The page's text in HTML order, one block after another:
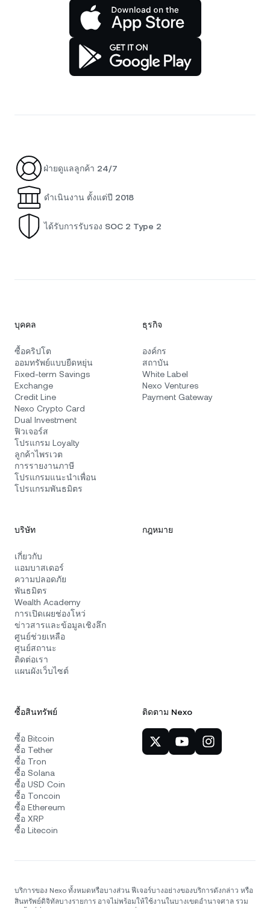
ฝ่ายดูแลลูกค้า 24/7
ดำเนินงาน ตั้งแต่ปี 2018
ได้รับการรับรอง SOC 2 Type 2
บุคคล
ซื้อคริปโต
ออมทรัพย์แบบยืดหยุ่น
Fixed-term Savings
Exchange
Credit Line
Nexo Crypto Card
Dual Investment
ฟิวเจอร์ส
โปรแกรม Loyalty
ลูกค้าไพรเวต
การรายงานภาษี
โปรแกรมแนะนำเพื่อน
โปรแกรมพันธมิตร
ธุรกิจ
องค์กร
สถาบัน
White Label
Nexo Ventures
Payment Gateway
บริษัท
เกี่ยวกับ
แอมบาสเดอร์
ความปลอดภัย
พันธมิตร
Wealth Academy
การเปิดเผยช่องโหว่
ข่าวสารและข้อมูลเชิงลึก
ศูนย์ช่วยเหลือ
ศูนย์สถานะ
ติดต่อเรา
แผนผังเว็บไซต์
กฎหมาย
ซื้อสินทรัพย์
ซื้อ Bitcoin
ซื้อ Tether
ซื้อ Tron
ซื้อ Solana
ซื้อ USD Coin
ซื้อ Toncoin
ซื้อ Ethereum
ซื้อ XRP
ซื้อ Litecoin
ติดตาม Nexo
บริการของ Nexo ทั้งหมดหรือบางส่วน ฟีเจอร์บางอย่างของบริการดังกล่าว หรือ
สินทรัพย์ดิจิทัลบางรายการ อาจไม่พร้อมให้ใช้งานในบางเขตอำนาจศาล รวม